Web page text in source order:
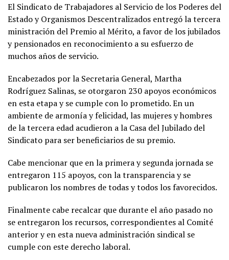
El Sindicato de Trabajadores al Servicio de los Poderes del
Estado y Organismos Descentralizados entregó la tercera
ministración del Premio al Mérito, a favor de los jubilados
y pensionados en reconocimiento a su esfuerzo de
muchos años de servicio.
Encabezados por la Secretaria General, Martha
Rodríguez Salinas, se otorgaron 230 apoyos económicos
en esta etapa y se cumple con lo prometido. En un
ambiente de armonía y felicidad, las mujeres y hombres
de la tercera edad acudieron a la Casa del Jubilado del
Sindicato para ser beneficiarios de su premio.
Cabe mencionar que en la primera y segunda jornada se
entregaron 115 apoyos, con la transparencia y se
publicaron los nombres de todas y todos los favorecidos.
Finalmente cabe recalcar que durante el año pasado no
se entregaron los recursos, correspondientes al Comité
anterior y en esta nueva administración sindical se
cumple con este derecho laboral.